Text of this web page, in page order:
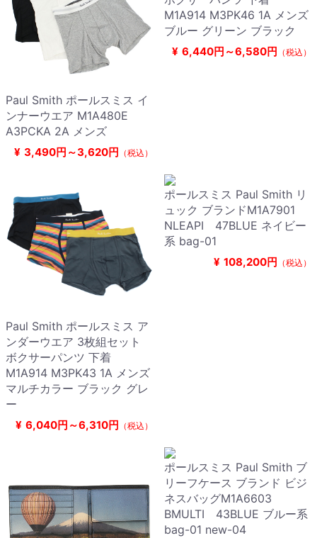
Paul Smith ポールスミス イ
ンナーウエア M1A480E
A3PCKA 2A メンズ
¥ 3,490円～3,620円 （税込）
M1A914 M3PK46 1A メンズ
ブルー グリーン ブラック
¥ 6,440円～6,580円 （税込）
Paul Smith ポールスミス ア
ンダーウエア 3枚組セット
ボクサーパンツ 下着
M1A914 M3PK43 1A メンズ
マルチカラー ブラック グレ
ー
¥ 6,040円～6,310円 （税込）
ポールスミス Paul Smith リ
ュック ブランドM1A7901
NLEAPI 47BLUE ネイビー
系 bag-01
¥ 108,200円 （税込）
ポールスミス Paul Smith ブ
リーフケース ブランド ビジ
ネスバッグM1A6603
BMULTI 43BLUE ブルー系
bag-01 new-04